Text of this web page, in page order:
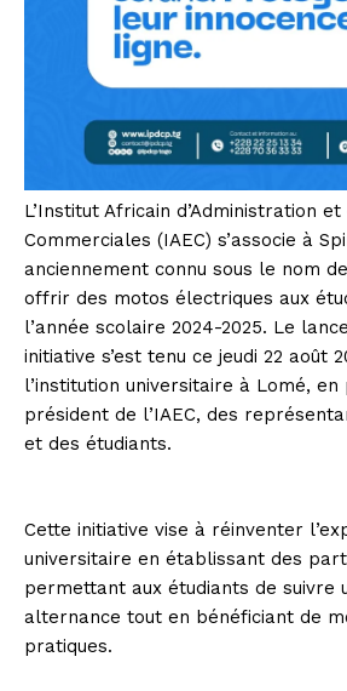
L’Institut Africain d’Administration et
Commerciales (IAEC) s’associe à
anciennement connu sous le nom
offrir des motos électriques aux
l’année scolaire 2024-2025. Le
initiative s’est tenu ce jeudi 22 août
l’institution universitaire à Lomé, en
président de l’IAEC, des
et des étudiants.
Cette initiative vise à réinventer
universitaire en établissant des
permettant aux étudiants de suivre
alternance tout en bénéficiant de
pratiques.